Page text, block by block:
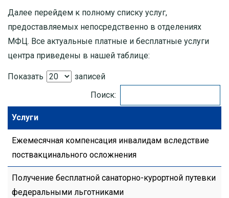
Далее перейдем к полному списку услуг,
предоставляемых непосредственно в отделениях
МФЦ. Все актуальные платные и бесплатные услуги
центра приведены в нашей таблице:
Показать
записей
Поиск:
Услуги
Ежемесячная компенсация инвалидам вследствие
поствакцинального осложнения
Получение бесплатной санаторно-курортной путевки
федеральными льготниками